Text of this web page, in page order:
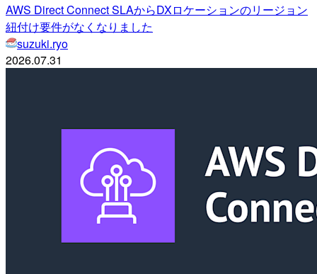
AWS Direct Connect SLAからDXロケーションのリージョン
紐付け要件がなくなりました
suzuki.ryo
2026.07.31